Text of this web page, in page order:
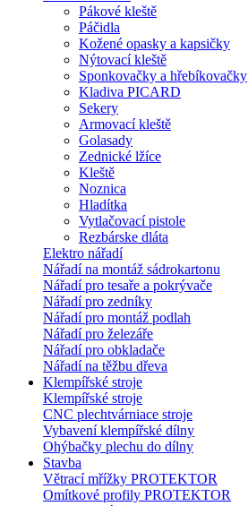
Pákové kleště
Páčidla
Kožené opasky a kapsičky
Nýtovací kleště
Sponkovačky a hřebíkovačky
Kladiva PICARD
Sekery
Armovací kleště
Golasady
Zednické lžíce
Kleště
Noznica
Hladítka
Vytlačovací pistole
Rezbárske dláta
Elektro nářadí
Nářadí na montáž sádrokartonu
Nářadí pro tesaře a pokrývače
Nářadí pro zedníky
Nářadí pro montáž podlah
Nářadí pro železáře
Nářadí pro obkladače
Nářadí na těžbu dřeva
Klempířské stroje
Klempířské stroje
CNC plechtvárniace stroje
Vybavení klempířské dílny
Ohýbačky plechu do dílny
Stavba
Větrací mřížky PROTEKTOR
Omítkové profily PROTEKTOR